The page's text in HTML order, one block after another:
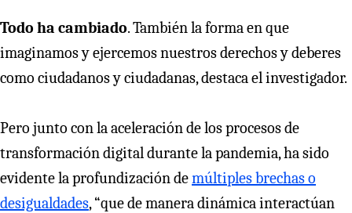
Todo ha cambiado. También la forma en que
imaginamos y ejercemos nuestros derechos y deberes
como ciudadanos y ciudadanas, destaca el investigador.
Pero junto con la aceleración de los procesos de
transformación digital durante la pandemia, ha sido
evidente la profundización demúltiples brechas o
desigualdades, “que de manera dinámica interactúan